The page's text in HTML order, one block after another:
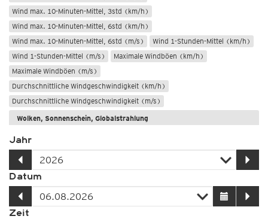
Wind max. 10-Minuten-Mittel, 3std (km/h)
Wind max. 10-Minuten-Mittel, 6std (km/h)
Wind max. 10-Minuten-Mittel, 6std (m/s)
Wind 1-Stunden-Mittel (km/h)
Wind 1-Stunden-Mittel (m/s)
Maximale Windböen (km/h)
Maximale Windböen (m/s)
Durchschnittliche Windgeschwindigkeit (km/h)
Durchschnittliche Windgeschwindigkeit (m/s)
Wolken, Sonnenschein, Globalstrahlung
Niederschlag: Regen, Schnee, Graupel/Hagel
Meere und Seen
Jahr
Datum
Zeit